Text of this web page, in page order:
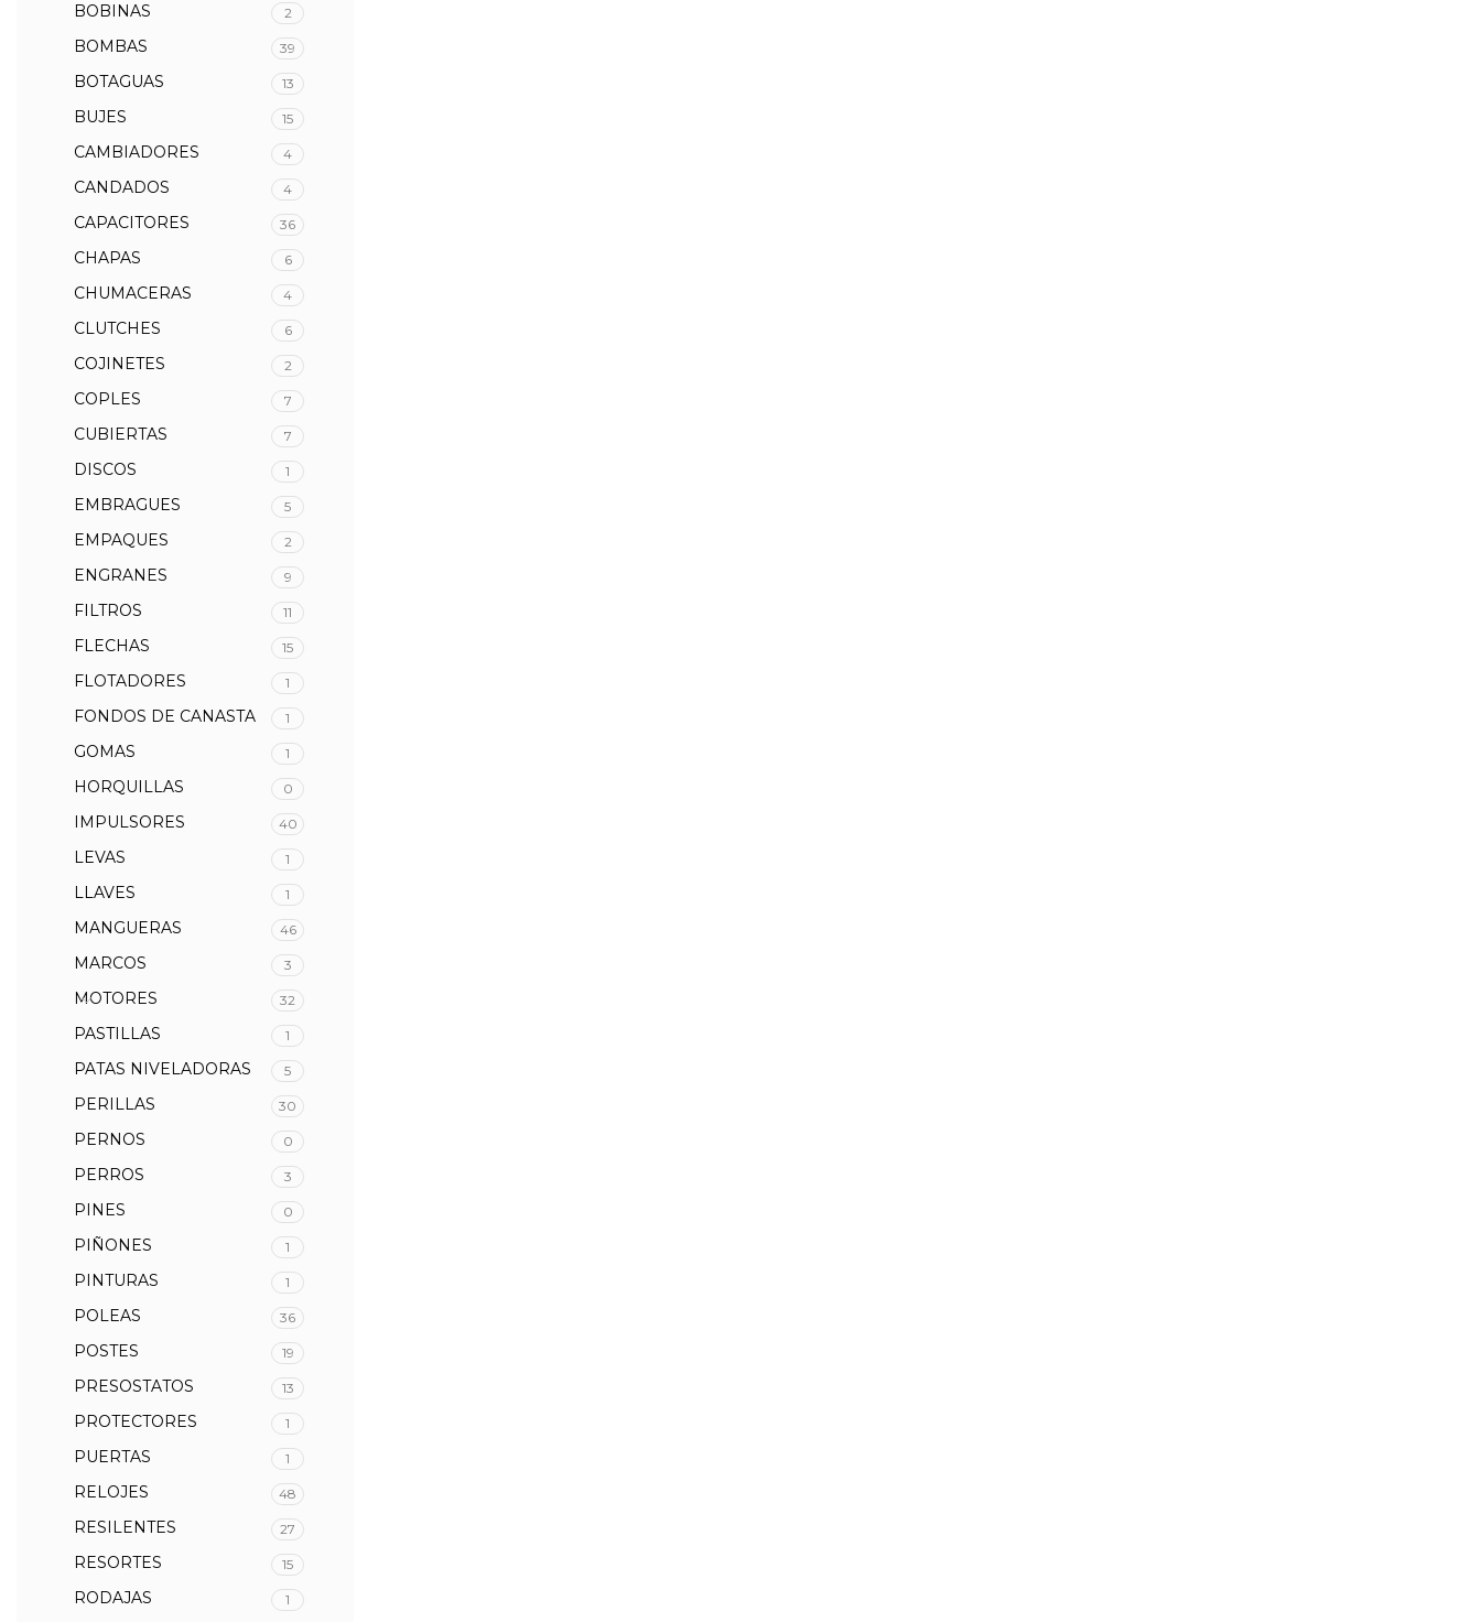
BOBINAS 2
BOMBAS 39
BOTAGUAS 13
BUJES 15
CAMBIADORES 4
CANDADOS 4
CAPACITORES 36
CHAPAS 6
CHUMACERAS 4
CLUTCHES 6
COJINETES 2
COPLES 7
CUBIERTAS 7
DISCOS 1
EMBRAGUES 5
EMPAQUES 2
ENGRANES 9
FILTROS 11
FLECHAS 15
FLOTADORES 1
FONDOS DE CANASTA 1
GOMAS 1
HORQUILLAS 0
IMPULSORES 40
LEVAS 1
LLAVES 1
MANGUERAS 46
MARCOS 3
MOTORES 32
PASTILLAS 1
PATAS NIVELADORAS 5
PERILLAS 30
PERNOS 0
PERROS 3
PINES 0
PIÑONES 1
PINTURAS 1
POLEAS 36
POSTES 19
PRESOSTATOS 13
PROTECTORES 1
PUERTAS 1
RELOJES 48
RESILENTES 27
RESORTES 15
RODAJAS 1